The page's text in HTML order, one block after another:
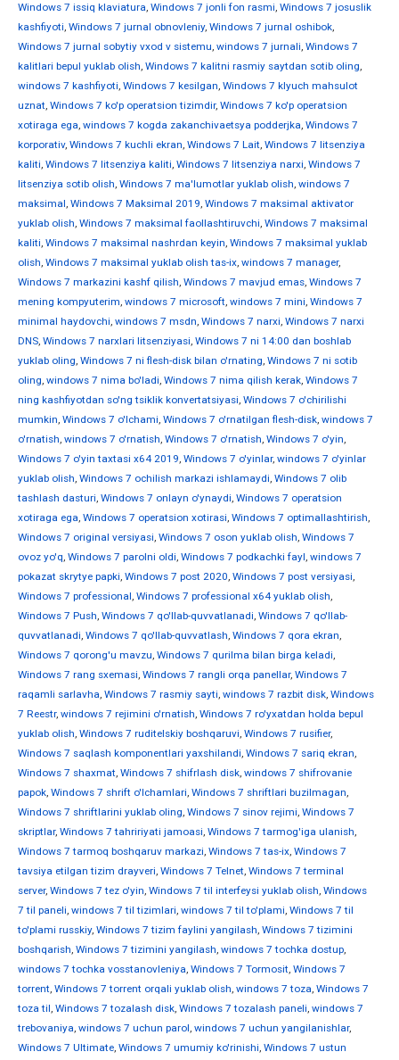
Windows 7 issiq klaviatura, Windows 7 jonli fon rasmi, Windows 7 josuslik
kashfiyoti, Windows 7 jurnal obnovleniy, Windows 7 jurnal oshibok,
Windows 7 jurnal sobytiy vxod v sistemu, windows 7 jurnali, Windows 7
kalitlari bepul yuklab olish, Windows 7 kalitni rasmiy saytdan sotib oling,
windows 7 kashfiyoti, Windows 7 kesilgan, Windows 7 klyuch mahsulot
uznat, Windows 7 ko'p operatsion tizimdir, Windows 7 ko'p operatsion
xotiraga ega, windows 7 kogda zakanchivaetsya podderjka, Windows 7
korporativ, Windows 7 kuchli ekran, Windows 7 Lait, Windows 7 litsenziya
kaliti, Windows 7 litsenziya kaliti, Windows 7 litsenziya narxi, Windows 7
litsenziya sotib olish, Windows 7 ma'lumotlar yuklab olish, windows 7
maksimal, Windows 7 Maksimal 2019, Windows 7 maksimal aktivator
yuklab olish, Windows 7 maksimal faollashtiruvchi, Windows 7 maksimal
kaliti, Windows 7 maksimal nashrdan keyin, Windows 7 maksimal yuklab
olish, Windows 7 maksimal yuklab olish tas-ix, windows 7 manager,
Windows 7 markazini kashf qilish, Windows 7 mavjud emas, Windows 7
mening kompyuterim, windows 7 microsoft, windows 7 mini, Windows 7
minimal haydovchi, windows 7 msdn, Windows 7 narxi, Windows 7 narxi
DNS, Windows 7 narxlari litsenziyasi, Windows 7 ni 14:00 dan boshlab
yuklab oling, Windows 7 ni flesh-disk bilan o'rnating, Windows 7 ni sotib
oling, windows 7 nima bo'ladi, Windows 7 nima qilish kerak, Windows 7
ning kashfiyotdan so'ng tsiklik konvertatsiyasi, Windows 7 o'chirilishi
mumkin, Windows 7 o'lchami, Windows 7 o'rnatilgan flesh-disk, windows 7
o'rnatish, windows 7 o'rnatish, Windows 7 o'rnatish, Windows 7 o'yin,
Windows 7 o'yin taxtasi x64 2019, Windows 7 o'yinlar, windows 7 o'yinlar
yuklab olish, Windows 7 ochilish markazi ishlamaydi, Windows 7 olib
tashlash dasturi, Windows 7 onlayn o'ynaydi, Windows 7 operatsion
xotiraga ega, Windows 7 operatsion xotirasi, Windows 7 optimallashtirish,
Windows 7 original versiyasi, Windows 7 oson yuklab olish, Windows 7
ovoz yo'q, Windows 7 parolni oldi, Windows 7 podkachki fayl, windows 7
pokazat skrytye papki, Windows 7 post 2020, Windows 7 post versiyasi,
Windows 7 professional, Windows 7 professional x64 yuklab olish,
Windows 7 Push, Windows 7 qo'llab-quvvatlanadi, Windows 7 qo'llab-
quvvatlanadi, Windows 7 qo'llab-quvvatlash, Windows 7 qora ekran,
Windows 7 qorong'u mavzu, Windows 7 qurilma bilan birga keladi,
Windows 7 rang sxemasi, Windows 7 rangli orqa panellar, Windows 7
raqamli sarlavha, Windows 7 rasmiy sayti, windows 7 razbit disk, Windows
7 Reestr, windows 7 rejimini o'rnatish, Windows 7 ro'yxatdan holda bepul
yuklab olish, Windows 7 ruditelskiy boshqaruvi, Windows 7 rusifier,
Windows 7 saqlash komponentlari yaxshilandi, Windows 7 sariq ekran,
Windows 7 shaxmat, Windows 7 shifrlash disk, windows 7 shifrovanie
papok, Windows 7 shrift o'lchamlari, Windows 7 shriftlari buzilmagan,
Windows 7 shriftlarini yuklab oling, Windows 7 sinov rejimi, Windows 7
skriptlar, Windows 7 tahririyati jamoasi, Windows 7 tarmog'iga ulanish,
Windows 7 tarmoq boshqaruv markazi, Windows 7 tas-ix, Windows 7
tavsiya etilgan tizim drayveri, Windows 7 Telnet, Windows 7 terminal
server, Windows 7 tez o'yin, Windows 7 til interfeysi yuklab olish, Windows
7 til paneli, windows 7 til tizimlari, windows 7 til to'plami, Windows 7 til
to'plami russkiy, Windows 7 tizim faylini yangilash, Windows 7 tizimini
boshqarish, Windows 7 tizimini yangilash, windows 7 tochka dostup,
windows 7 tochka vosstanovleniya, Windows 7 Tormosit, Windows 7
torrent, Windows 7 torrent orqali yuklab olish, windows 7 toza, Windows 7
toza til, Windows 7 tozalash disk, Windows 7 tozalash paneli, windows 7
trebovaniya, windows 7 uchun parol, windows 7 uchun yangilanishlar,
Windows 7 Ultimate, Windows 7 umumiy ko'rinishi, Windows 7 ustun